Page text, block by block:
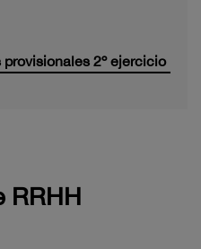
2º ejercicio
RRHH